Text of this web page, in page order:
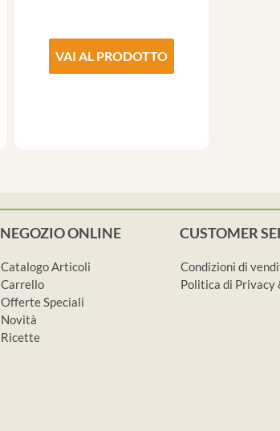
VAI AL PRODOTTO
NEGOZIO ONLINE
Catalogo Articoli
Carrello
Offerte Speciali
Novità
Ricette
CUSTOMER
Condizioni di
Politica di Privacy